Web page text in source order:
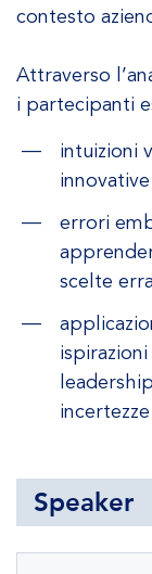
contesto
Attraverso
i partecipanti
intuizioni
errori
scelte
Speaker